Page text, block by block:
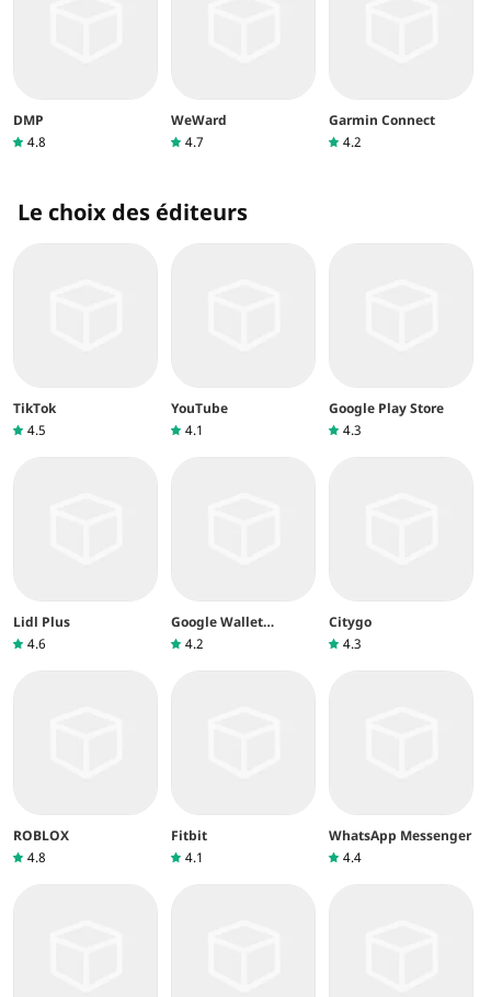
DMP
4.8
WeWard
4.7
Garmin Connect
4.2
Le choix des éditeurs
TikTok
4.5
YouTube
4.1
Google Play Store
4.3
Lidl Plus
4.6
Google Wallet
(Google Pay)
4.2
Citygo
4.3
ROBLOX
4.8
Fitbit
4.1
WhatsApp Messenger
4.4